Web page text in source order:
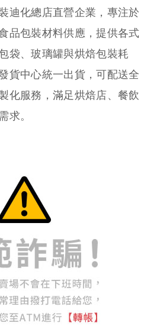
迪化總店直營企業，專注於
品包裝材料供應，提供各式
袋、玻璃罐與烘焙包裝耗
貨中心統一出貨，可配送全
化服務，滿足烘焙店、餐飲
求。